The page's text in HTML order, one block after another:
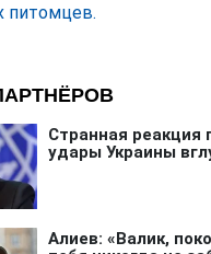
питомцев.